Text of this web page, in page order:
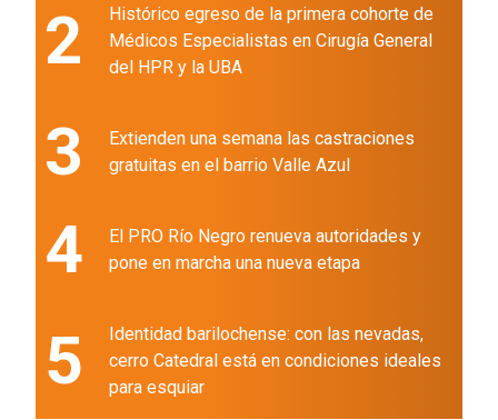
2
Histórico egreso de la primera cohorte de
Médicos Especialistas en Cirugía General
del HPR y la UBA
3
Extienden una semana las castraciones
gratuitas en el barrio Valle Azul
4
El PRO Río Negro renueva autoridades y
pone en marcha una nueva etapa
5
Identidad barilochense: con las nevadas,
cerro Catedral está en condiciones ideales
para esquiar